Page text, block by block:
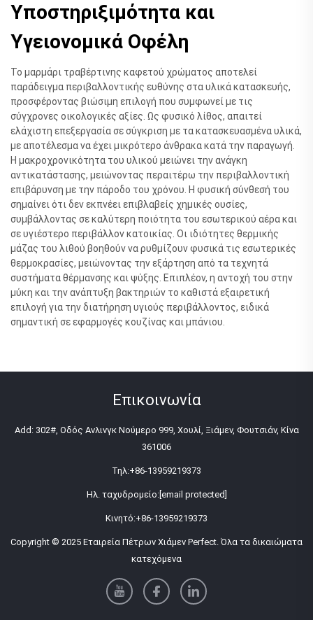
Υποστηριξιμότητα και
Υγειονομικά Οφέλη
Το μαρμάρι τραβέρτινης καφετού χρώματος αποτελεί
παράδειγμα περιβαλλοντικής ευθύνης στα υλικά κατασκευής,
προσφέροντας βιώσιμη επιλογή που συμφωνεί με τις
σύγχρονες οικολογικές αξίες. Ως φυσικό λίθος, απαιτεί
ελάχιστη επεξεργασία σε σύγκριση με τα κατασκευασμένα υλικά,
με αποτέλεσμα να έχει μικρότερο άνθρακα κατά την παραγωγή.
Η μακροχρονικότητα του υλικού μειώνει την ανάγκη
αντικατάστασης, μειώνοντας περαιτέρω την περιβαλλοντική
επιβάρυνση με την πάροδο του χρόνου. Η φυσική σύνθεσή του
σημαίνει ότι δεν εκπνέει επιβλαβείς χημικές ουσίες,
συμβάλλοντας σε καλύτερη ποιότητα του εσωτερικού αέρα και
σε υγιέστερο περιβάλλον κατοικίας. Οι ιδιότητες θερμικής
μάζας του λιθού βοηθούν να ρυθμίζουν φυσικά τις εσωτερικές
θερμοκρασίες, μειώνοντας την εξάρτηση από τα τεχνητά
συστήματα θέρμανσης και ψύξης. Επιπλέον, η αντοχή του στην
μύκη και την ανάπτυξη βακτηριών το καθιστά εξαιρετική
επιλογή για την διατήρηση υγιούς περιβάλλοντος, ειδικά
σημαντική σε εφαρμογές κουζίνας και μπάνιου.
Επικοινωνία
Add: 302#, Οδός Ανλινγκ Νούμερο 999, Χουλί, Ξιάμεν, Φουτσιάν, Κίνα
361006
Τηλ:+86-13959219373
Ηλ. ταχυδρομείο:[email protected]
Κινητό:+86-13959219373
Copyright © 2025 Εταιρεία Πέτρων Χιάμεν Perfect. Όλα τα δικαιώματα
κατεχόμενα